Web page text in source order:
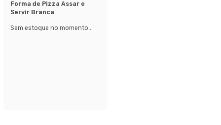
Forma de Pizza Assar e
Servir Branca
Sem estoque no momento...